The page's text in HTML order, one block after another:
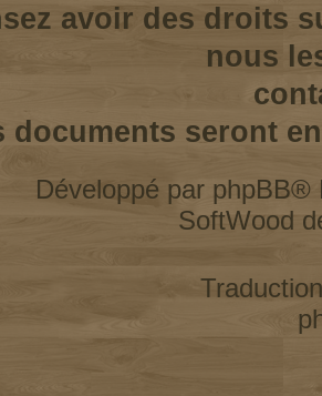
avoir des droits
nous
documents seront
Développé par phpBB®
SoftWood